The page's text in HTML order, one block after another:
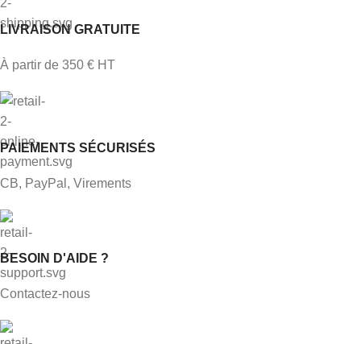
LIVRAISON GRATUITE
À partir de 350 € HT
PAIEMENTS SÉCURISÉS
CB, PayPal, Virements
BESOIN D'AIDE ?
Contactez-nous